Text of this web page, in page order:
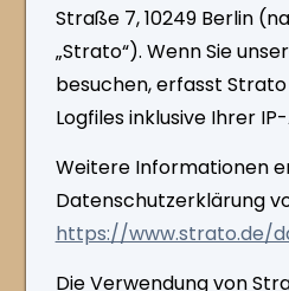
Straße 7, 10249 Berlin
„Strato“). Wenn Sie
besuchen, erfasst
Logfiles inklusive Ihrer
Weitere Informationen
Datenschutzerklärung
https://www.strato.de/
Die Verwendung von